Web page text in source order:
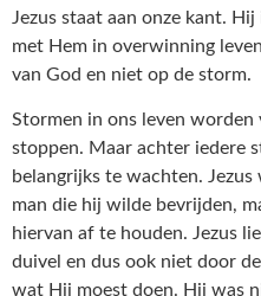
Jezus staat aan onze kant.
met Hem in overwinning
van God en niet op de storm.
Stormen in ons leven worden
stoppen. Maar achter iedere
belangrijks te wachten. Jezus
man die hij wilde bevrijden,
hiervan af te houden. Jezus
duivel en dus ook niet door
wat Hij moest doen. Hij was